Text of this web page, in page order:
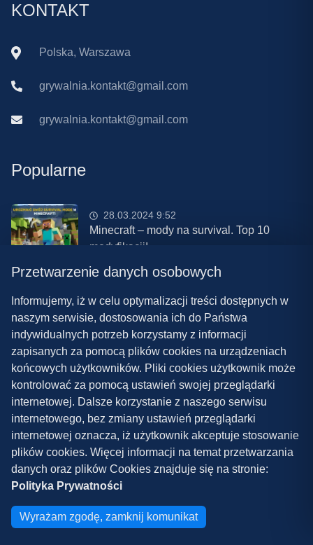
KONTAKT
Polska, Warszawa
grywalnia.kontakt@gmail.com
grywalnia.kontakt@gmail.com
Popularne
28.03.2024 9:52
Minecraft – mody na survival. Top 10
modyfikacji!
Najlepsze mody do ETS 2 w 2024 roku –
nowa paczka!
Polityka prywatności
Współpraca
Copyright ©2026Grywalnia.pl
Przetwarzenie danych osobowych
Informujemy, iż w celu optymalizacji treści dostępnych w
naszym serwisie, dostosowania ich do Państwa
indywidualnych potrzeb korzystamy z informacji
zapisanych za pomocą plików cookies na urządzeniach
końcowych użytkowników. Pliki cookies użytkownik może
kontrolować za pomocą ustawień swojej przeglądarki
internetowej. Dalsze korzystanie z naszego serwisu
internetowego, bez zmiany ustawień przeglądarki
internetowej oznacza, iż użytkownik akceptuje stosowanie
plików cookies. Więcej informacji na temat przetwarzania
danych oraz plików Cookies znajduje się na stronie:
Polityka Prywatności
Wyrażam zgodę, zamknij komunikat